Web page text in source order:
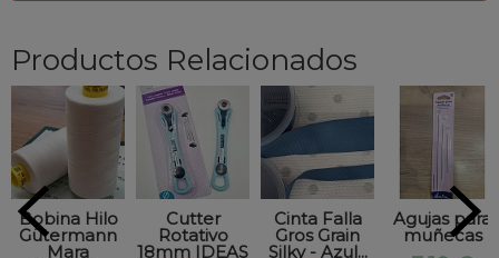
Productos Relacionados
Bobina Hilo
Gütermann
Mara
Cutter
Rotativo
18mm IDEAS
Cinta Falla
Gros Grain
Silky - Azul...
Agujas para
muñecas